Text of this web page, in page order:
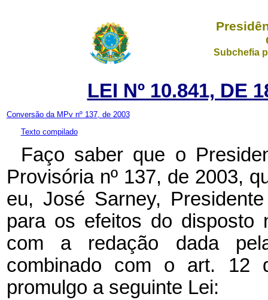
Subchefia
LEI Nº 10.841, DE
Conversão da MPv nº 137, de 2003
Texto compilado
Faço saber que o
Provisória nº 137, de 2003,
eu, José Sarney,
para os efeitos do disposto
com a redação dada
combinado com o art. 12
promulgo a seguinte Lei: